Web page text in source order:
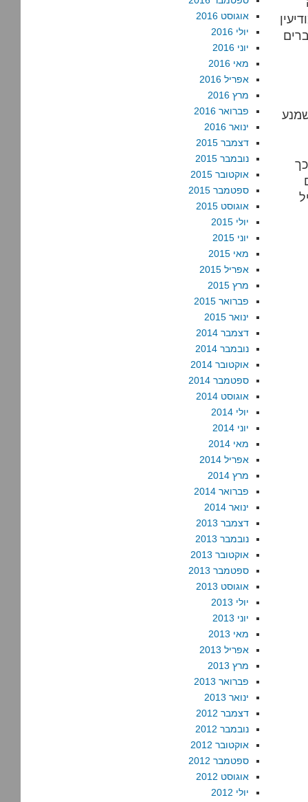
המודיעין
אוגוסט 2016
יולי 2016
יוני 2016
מאי 2016
אפריל 2016
מרץ 2016
פברואר 2016
ינואר 2016
דצמבר 2015
נובמבר 2015
אוקטובר 2015
ספטמבר 2015
אוגוסט 2015
יולי 2015
יוני 2015
מאי 2015
אפריל 2015
מרץ 2015
פברואר 2015
ינואר 2015
דצמבר 2014
נובמבר 2014
אוקטובר 2014
ספטמבר 2014
אוגוסט 2014
יולי 2014
יוני 2014
מאי 2014
אפריל 2014
מרץ 2014
פברואר 2014
ינואר 2014
דצמבר 2013
נובמבר 2013
אוקטובר 2013
ספטמבר 2013
אוגוסט 2013
יולי 2013
יוני 2013
מאי 2013
אפריל 2013
מרץ 2013
פברואר 2013
ינואר 2013
דצמבר 2012
נובמבר 2012
אוקטובר 2012
ספטמבר 2012
אוגוסט 2012
יולי 2012